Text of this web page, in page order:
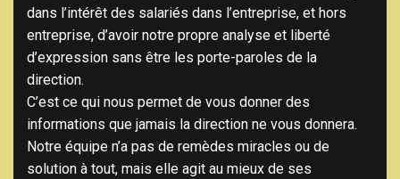
dans l’intérêt des salariés dans l’entreprise, et hors
entreprise, d’avoir notre propre analyse et liberté
d’expression sans être les porte-paroles de la
direction.
C’est ce qui nous permet de vous donner des
informations que jamais la direction ne vous donnera.
Notre équipe n’a pas de remèdes miracles ou de
solution à tout, mais elle agit au mieux de ses